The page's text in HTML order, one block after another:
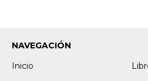
NAVEGACIÓN
Inicio